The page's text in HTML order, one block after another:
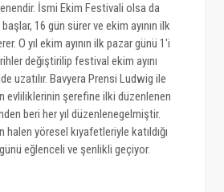
İsmi Ekim Festivali olsa da
16 gün sürer ve ekim ayının ilk
O yıl ekim ayının ilk pazar günü 1'i
değiştirilip festival ekim ayını
uzatılır. Bavyera Prensi Ludwig ile
evliliklerinin şerefine ilki düzenlenen
beri her yıl düzenlenegelmiştir.
yöresel kıyafetleriyle katıldığı
eğlenceli ve şenlikli geçiyor.